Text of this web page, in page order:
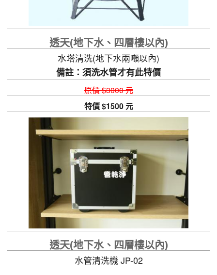
透天(地下水、四層樓以內)
水塔清洗(地下水兩噸以內)
備註：須洗水管才有此特價
原價 $3000 元
特價 $1500 元
透天(地下水、四層樓以內)
水管清洗機 JP-02